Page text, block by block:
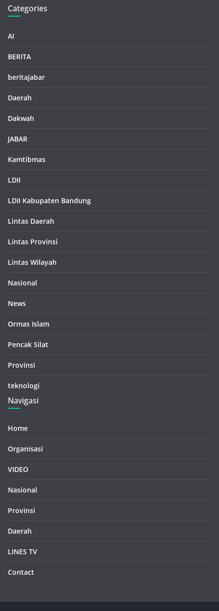
Categories
AI
BERITA
beritajabar
Daerah
Dakwah
JABAR
Kamtibmas
LDII
LDII Kabupaten Bandung
Lintas Daerah
Lintas Provinsi
Lintas Wilayah
Nasional
News
Ormas Islam
Pencak Silat
Provinsi
teknologi
Navigasi
Home
Organisasi
VIDEO
Nasional
Provinsi
Daerah
LINES TV
Contact